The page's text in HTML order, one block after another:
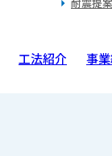
工法紹介 事